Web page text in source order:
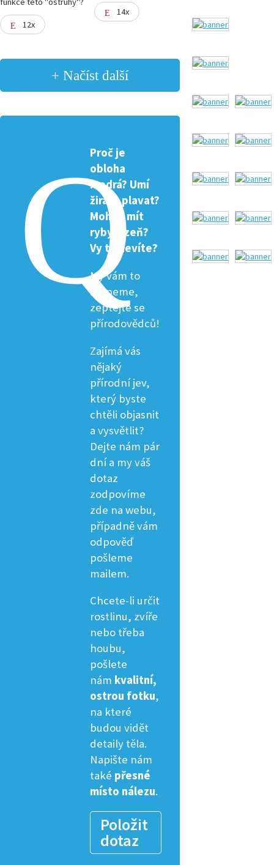
12x
14x
+ Načíst další
Proč je
obloha
modrá? Umí
žirafa plavat?
Mohou mít
ryby žízeň?
Vy to nevíte?
My vám to
řekneme,
zeptejte se
přírodovědců!
Zajímá vás
nějaký
přírodní jev,
který byste
chtěli objasnit
a vysvětlit?
Dejte nám pár
dní a my váš
dotaz
zodpovíme
zde na webu,
případně vám
odpověď
pošleme
mailem.
Chcete-li určit
rostlinu, zvíře
nebo třeba
houbu,
pošlete
nám kvalitní,
ostrou fotku,
na které
budou vidět
detaily těla.
Napište nám
také přesné
místo nálezu.
Položit
dotaz